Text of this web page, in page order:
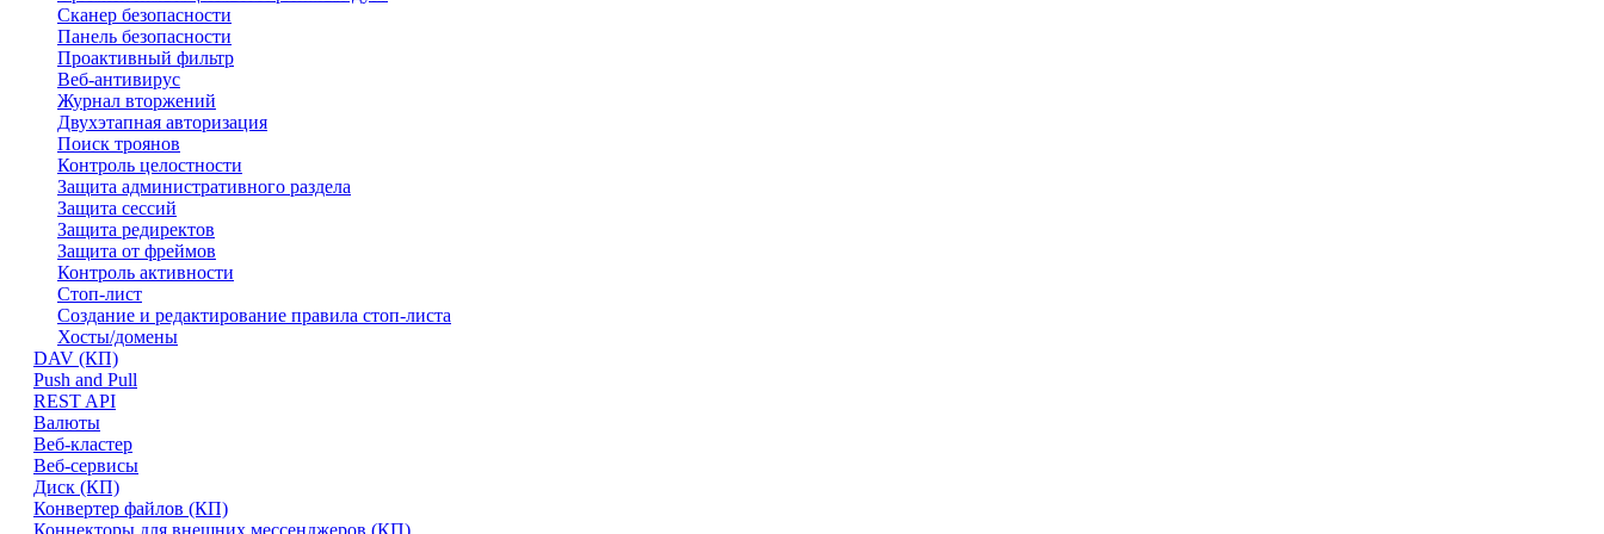
Сканер безопасности
Панель безопасности
Проактивный фильтр
Веб-антивирус
Журнал вторжений
Двухэтапная авторизация
Поиск троянов
Контроль целостности
Защита административного раздела
Защита сессий
Защита редиректов
Защита от фреймов
Контроль активности
Стоп-лист
Создание и редактирование правила стоп-листа
Хосты/домены
DAV (КП)
Push and Pull
REST API
Валюты
Веб-кластер
Веб-сервисы
Диск (КП)
Конвертер файлов (КП)
Коннекторы для внешних мессенджеров (КП)